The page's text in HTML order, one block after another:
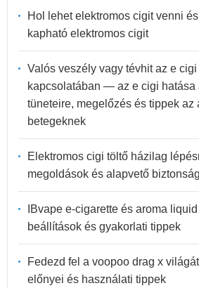
Hol lehet elektromos cigit venni
kapható elektromos cigit
Valós veszély vagy tévhit az e
kapcsolatában — az e cigi hatása
tüneteire, megelőzés és tippek az
betegeknek
Elektromos cigi töltő házilag
megoldások és alapvető
IBvape e-cigarette és aroma
beállítások és gyakorlati tippek
Fedezd fel a voopoo drag x
előnyei és használati tippek